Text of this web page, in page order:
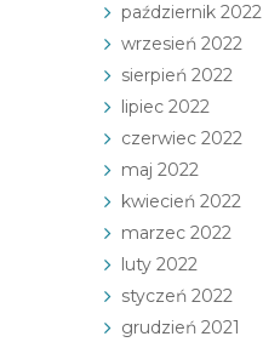
październik 2022
wrzesień 2022
sierpień 2022
lipiec 2022
czerwiec 2022
maj 2022
kwiecień 2022
marzec 2022
luty 2022
styczeń 2022
grudzień 2021